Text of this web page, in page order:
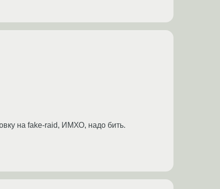
на fake-raid, ИМХО, надо бить.